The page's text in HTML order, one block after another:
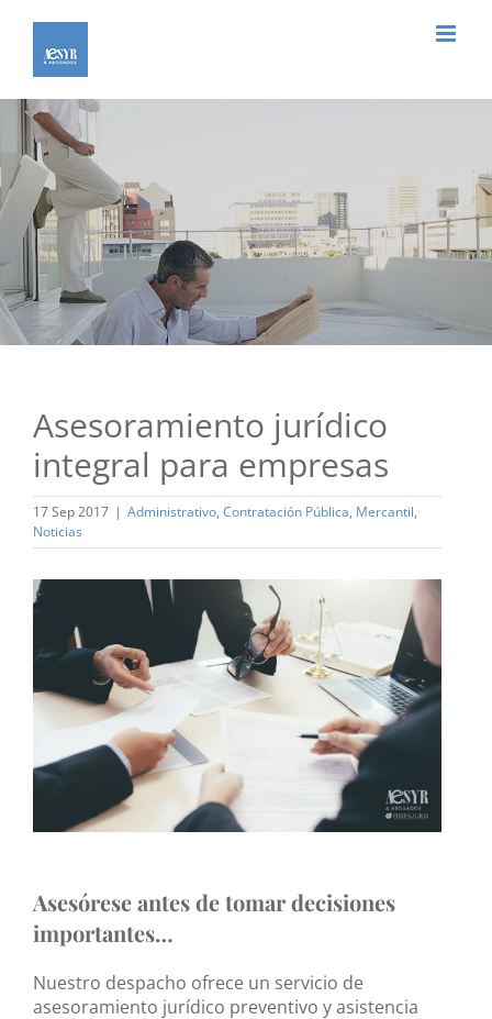
contenido
Asesoramiento jurídico
integral para empresas
17 Sep 2017 | Administrativo, Contratación Pública, Mercantil,
Noticias
Ver
imagen
grande
Asesórese antes de tomar decisiones
importantes…
Nuestro despacho ofrece un servicio de
asesoramiento jurídico preventivo y asistencia